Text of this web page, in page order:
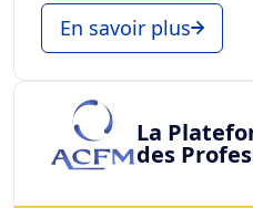
En savoir plus
La
des